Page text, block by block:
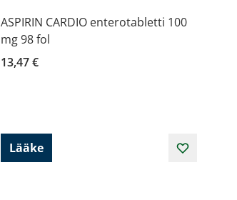
ASPIRIN CARDIO enterotabletti 100
mg 98 fol
13,47 €
Lääke